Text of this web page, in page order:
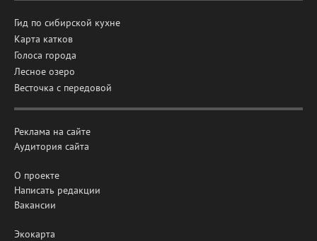
Гид по сибирской кухне
Карта катков
Голоса города
Лесное озеро
Весточка с передовой
Реклама на сайте
Аудитория сайта
О проекте
Написать редакции
Вакансии
Экокарта